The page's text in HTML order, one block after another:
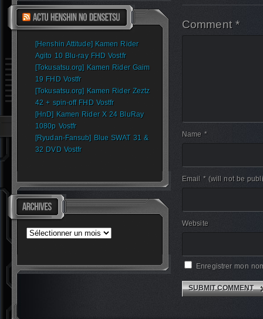
[Henshin Attitude] Kamen Rider
Agito 10 Blu-ray FHD Vostfr
[Tokusatsu.org] Kamen Rider Gaim
19 FHD Vostfr
[Tokusatsu.org] Kamen Rider Zeztz
42 + spin-off FHD Vostfr
[HnD] Kamen Rider X 24 BluRay
1080p Vostfr
[Ryudan-Fansub] Blue SWAT 31 &
32 DVD Vostfr
Archives
Comment *
Name *
Email * (will not be
Website
Enregistrer mon